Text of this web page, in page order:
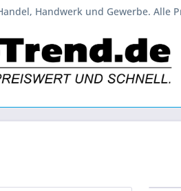
Handwerk und Gewerbe. Alle